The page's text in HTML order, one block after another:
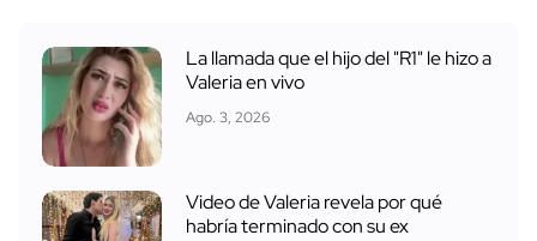
La llamada que el hijo del "R1" le hizo a
Valeria en vivo
Ago. 3, 2026
Video de Valeria revela por qué
habría terminado con su ex